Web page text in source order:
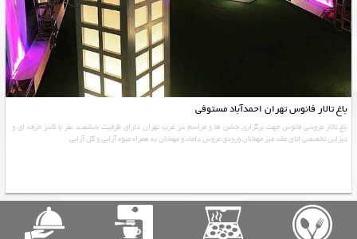
باغ تالار فانوس تهران احمدآباد مستوفی
باغ تالار عروسی فانوس جهت برگزاری جشن ها و مراسم در غرب تهران دارای ظرفیت ششصد نفر با کادر حرفه ای و
دیزاین تخصصی اتاق عقد میز مهمانان ورودی عروس داماد و مهمانان به همراه میوه آرایی و گل آرایی